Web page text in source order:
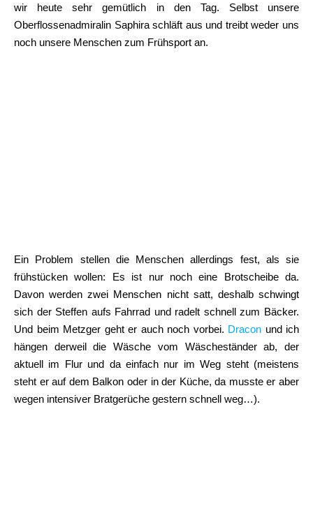
wir heute sehr gemütlich in den Tag. Selbst unsere
Oberflossenadmiralin Saphira schläft aus und treibt weder uns
noch unsere Menschen zum Frühsport an.
Ein Problem stellen die Menschen allerdings fest, als sie
frühstücken wollen: Es ist nur noch eine Brotscheibe da.
Davon werden zwei Menschen nicht satt, deshalb schwingt
sich der Steffen aufs Fahrrad und radelt schnell zum Bäcker.
Und beim Metzger geht er auch noch vorbei. Dracon und ich
hängen derweil die Wäsche vom Wäscheständer ab, der
aktuell im Flur und da einfach nur im Weg steht (meistens
steht er auf dem Balkon oder in der Küche, da musste er aber
wegen intensiver Bratgerüche gestern schnell weg…).